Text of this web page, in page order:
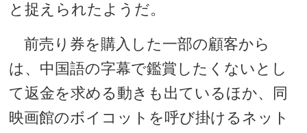
と捉えられたようだ。
前売り券を購入した一部の顧客から
は、中国語の字幕で鑑賞したくないとし
て返金を求める動きも出ているほか、同
映画館のボイコットを呼び掛けるネット